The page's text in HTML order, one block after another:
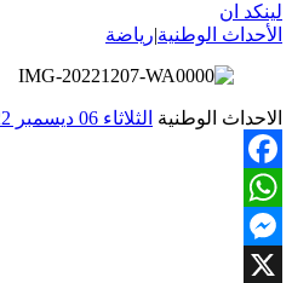
لينكد ان
الأحداث الوطنية|رياضة
الاحداث الوطنية الثلاثاء 06 ديسمبر 2022 - 11:33
Facebook
WhatsApp
Messenger